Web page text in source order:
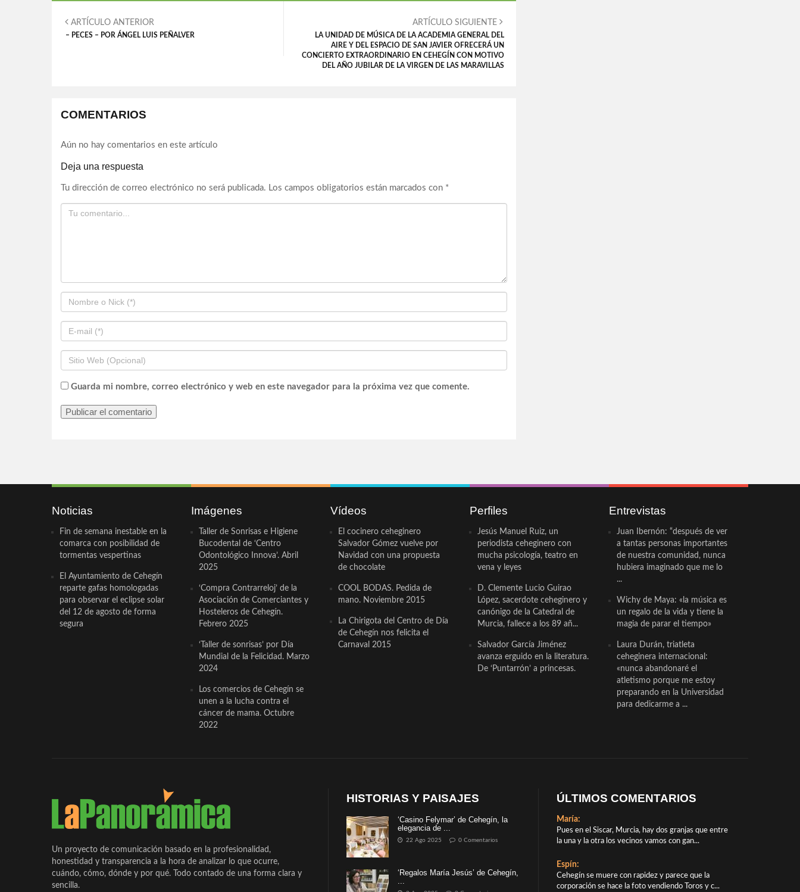
ARTÍCULO ANTERIOR
– PECES – POR ÁNGEL LUIS PEÑALVER
ARTÍCULO SIGUIENTE
LA UNIDAD DE MÚSICA DE LA ACADEMIA GENERAL DEL
AIRE Y DEL ESPACIO DE SAN JAVIER OFRECERÁ UN
CONCIERTO EXTRAORDINARIO EN CEHEGÍN CON MOTIVO
DEL AÑO JUBILAR DE LA VIRGEN DE LAS MARAVILLAS
COMENTARIOS
Aún no hay comentarios en este artículo
Deja una respuesta
Tu dirección de correo electrónico no será publicada. Los campos obligatorios están marcados con *
Guarda mi nombre, correo electrónico y web en este navegador para la próxima vez que comente.
Noticias
Fin de semana inestable en la
comarca con posibilidad de
tormentas vespertinas
El Ayuntamiento de Cehegín
reparte gafas homologadas
para observar el eclipse solar
del 12 de agosto de forma
segura
Imágenes
Taller de Sonrisas e Higiene
Bucodental de ‘Centro
Odontológico Innova’. Abril
2025
‘Compra Contrarreloj’ de la
Asociación de Comerciantes y
Hosteleros de Cehegín.
Febrero 2025
‘Taller de sonrisas’ por Día
Mundial de la Felicidad. Marzo
2024
Los comercios de Cehegín se
unen a la lucha contra el
cáncer de mama. Octubre
2022
Vídeos
El cocinero ceheginero
Salvador Gómez vuelve por
Navidad con una propuesta
de chocolate
COOL BODAS. Pedida de
mano. Noviembre 2015
La Chirigota del Centro de Día
de Cehegín nos felicita el
Carnaval 2015
Perfiles
Jesús Manuel Ruiz, un
periodista ceheginero con
mucha psicología, teatro en
vena y leyes
D. Clemente Lucio Guirao
López, sacerdote ceheginero y
canónigo de la Catedral de
Murcia, fallece a los 89 añ...
Salvador García Jiménez
avanza erguido en la literatura.
De ‘Puntarrón’ a princesas.
Entrevistas
Juan Ibernón: “después de ver
a tantas personas importantes
de nuestra comunidad, nunca
hubiera imaginado que me lo
...
Wichy de Maya: «la música es
un regalo de la vida y tiene la
magia de parar el tiempo»
Laura Durán, triatleta
ceheginera internacional:
«nunca abandonaré el
atletismo porque me estoy
preparando en la Universidad
para dedicarme a ...
Un proyecto de comunicación basado en la profesionalidad,
honestidad y transparencia a la hora de analizar lo que ocurre,
cuándo, cómo, dónde y por qué. Todo contado de una forma clara y
sencilla.
HISTORIAS Y PAISAJES
‘Casino Felymar’ de Cehegín, la
elegancia de ...
22 Ago 2025 0 Comentarios
‘Regalos María Jesús’ de Cehegín,
ÚLTIMOS COMENTARIOS
María:
Pues en el Siscar, Murcia, hay dos granjas que entre
la una y la otra los vecinos vamos con gan...
Espín:
Cehegín se muere con rapidez y parece que la
corporación se hace la foto vendiendo Toros y c...